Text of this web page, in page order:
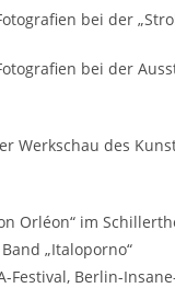
bei der
bei der
Werkschau des
Orléon“ im
„Italoporno“
Festival, Berlin-